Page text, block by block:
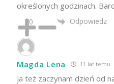
określonych godzinach.
0 Odpowiedz
Magda Lena 11 lat temu
ja też zaczynam dzień od